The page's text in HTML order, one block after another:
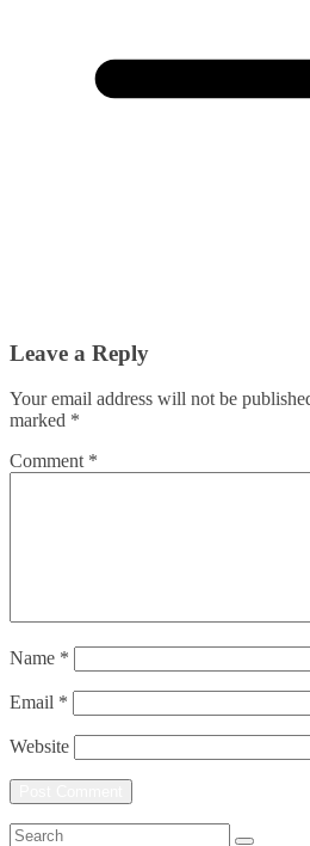
Leave a Reply
Your email address will not be
marked *
Comment *
Name *
Email *
Website